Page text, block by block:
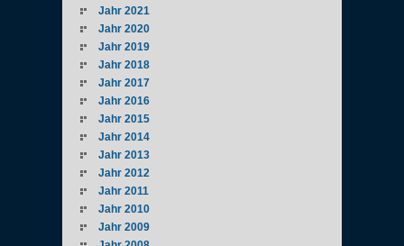
Jahr 2021
Jahr 2020
Jahr 2019
Jahr 2018
Jahr 2017
Jahr 2016
Jahr 2015
Jahr 2014
Jahr 2013
Jahr 2012
Jahr 2011
Jahr 2010
Jahr 2009